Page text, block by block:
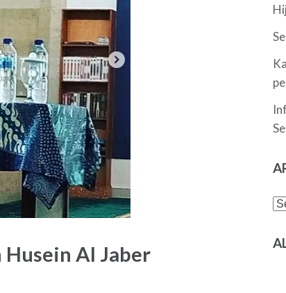
Husein Al Jaber